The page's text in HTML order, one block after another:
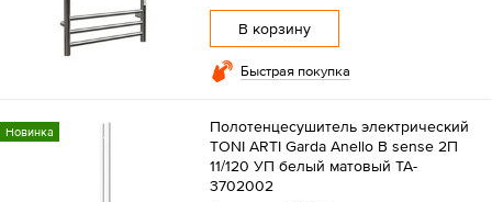
В корзину
Быстрая покупка
Новинка
Полотенцесушитель электрический
TONI ARTI Garda Anello B sense 2П
11/120 УП белый матовый TA-
3702002